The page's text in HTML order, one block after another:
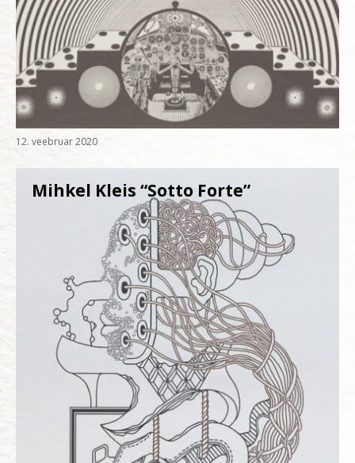
12. veebruar 2020
Mihkel Kleis “Sotto Forte”